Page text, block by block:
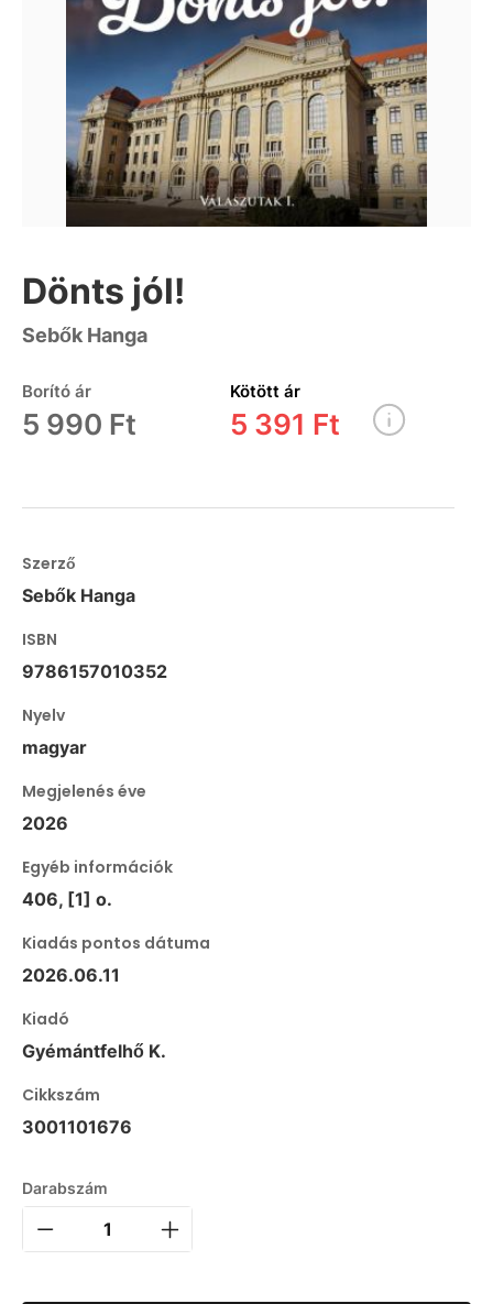
Dönts jól!
Sebők Hanga
Borító ár
5 990 Ft
Kötött ár
5 391 Ft
Szerző
Sebők Hanga
ISBN
9786157010352
Nyelv
magyar
Megjelenés éve
2026
Egyéb információk
406, [1] o.
Kiadás pontos dátuma
2026.06.11
Kiadó
Gyémántfelhő K.
Cikkszám
3001101676
Darabszám